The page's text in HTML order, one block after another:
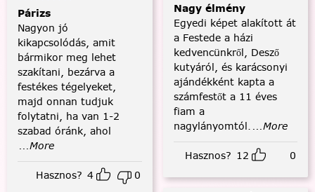
Párizs
Nagyon jó
kikapcsolódás, amit
bármikor meg lehet
szakítani, bezárva a
festékes tégelyeket,
majd onnan tudjuk
folytatni, ha van 1-2
szabad óránk, ahol
...More
Hasznos? 4 0
Nagy élmény
Egyedi képet alakított át
a Festede a házi
kedvencünkről, Desző
kutyáról, és karácsonyi
ajándékként kapta a
számfestőt a 11 éves
fiam a
nagylányomtól. ...More
Hasznos? 12 0